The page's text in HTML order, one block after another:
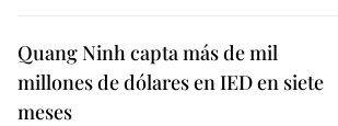
Quang Ninh capta más de mil
millones de dólares en IED en siete
meses